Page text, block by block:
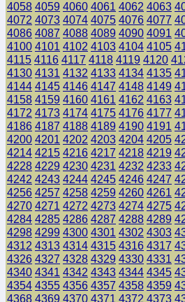
4058 4059 4060 4061 4062 4063
4072 4073 4074 4075 4076 4077
4086 4087 4088 4089 4090 4091
4100 4101 4102 4103 4104 4105
4115 4116 4117 4118 4119 4120
4130 4131 4132 4133 4134 4135
4144 4145 4146 4147 4148 4149
4158 4159 4160 4161 4162 4163
4172 4173 4174 4175 4176 4177
4186 4187 4188 4189 4190 4191
4200 4201 4202 4203 4204 4205
4214 4215 4216 4217 4218 4219
4228 4229 4230 4231 4232 4233
4242 4243 4244 4245 4246 4247
4256 4257 4258 4259 4260 4261
4270 4271 4272 4273 4274 4275
4284 4285 4286 4287 4288 4289
4298 4299 4300 4301 4302 4303
4312 4313 4314 4315 4316 4317
4326 4327 4328 4329 4330 4331
4340 4341 4342 4343 4344 4345
4354 4355 4356 4357 4358 4359
4368 4369 4370 4371 4372 4373